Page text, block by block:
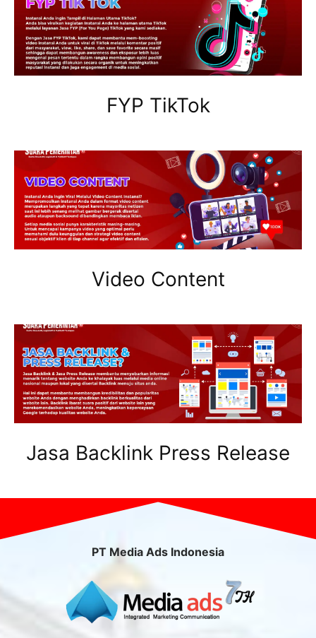
FYP TikTok
Video Content
Jasa Backlink Press Release
PT Media Ads Indonesia